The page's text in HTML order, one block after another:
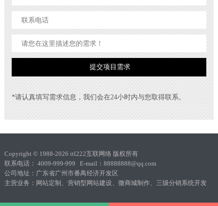
*请认真填写需求信息，我们会在24小时内与您取得联系。
Copyright © 1988-2026 itl222互联网络 版权所有
联系电话： 4009-999-999 E-mail：88888888@qq.com
公司地址：广东省广州市番禺经济开发区
主营业务：网站定制、营销型网站建设、微商城制作、三级分销系统开发